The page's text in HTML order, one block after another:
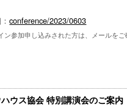
conference/2023/0603
ン参加申し込みされた方は、メールをご
ウス協会 特別講演会のご案内